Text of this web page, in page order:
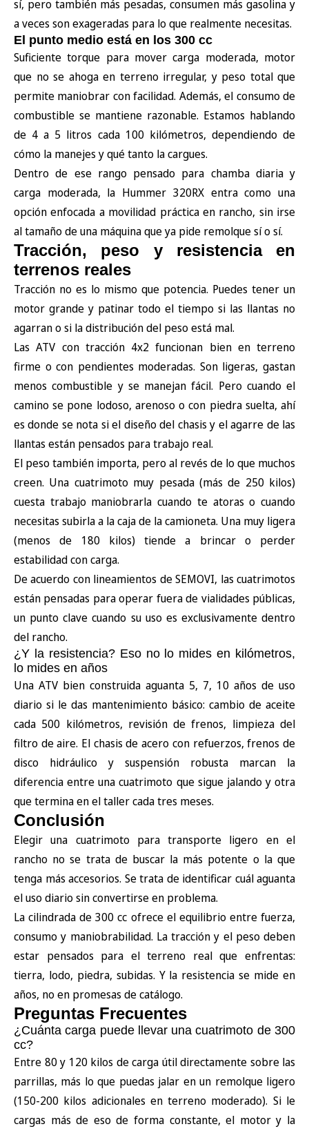
sí, pero también más pesadas, consumen más gasolina y
a veces son exageradas para lo que realmente necesitas.
El punto medio está en los 300 cc
Suficiente torque para mover carga moderada, motor
que no se ahoga en terreno irregular, y peso total que
permite maniobrar con facilidad. Además, el consumo de
combustible se mantiene razonable. Estamos hablando
de 4 a 5 litros cada 100 kilómetros, dependiendo de
cómo la manejes y qué tanto la cargues.
Dentro de ese rango pensado para chamba diaria y
carga moderada, la Hummer 320RXentra como una
opción enfocada a movilidad práctica en rancho, sin irse
al tamaño de una máquina que ya pide remolque sí o sí.
Tracción, peso y resistencia en
terrenos reales
Tracción no es lo mismo que potencia. Puedes tener un
motor grande y patinar todo el tiempo si las llantas no
agarran o si la distribución del peso está mal.
Las ATV con tracción 4x2 funcionan bien en terreno
firme o con pendientes moderadas. Son ligeras, gastan
menos combustible y se manejan fácil. Pero cuando el
camino se pone lodoso, arenoso o con piedra suelta, ahí
es donde se nota si el diseño del chasis y el agarre de las
llantas están pensados para trabajo real.
El peso también importa, pero al revés de lo que muchos
creen. Una cuatrimoto muy pesada (más de 250 kilos)
cuesta trabajo maniobrarla cuando te atoras o cuando
necesitas subirla a la caja de la camioneta. Una muy ligera
(menos de 180 kilos) tiende a brincar o perder
estabilidad con carga.
De acuerdo con lineamientos deSEMOVI, las cuatrimotos
están pensadas para operar fuera de vialidades públicas,
un punto clave cuando su uso es exclusivamente dentro
del rancho.
¿Y la resistencia? Eso no lo mides en kilómetros,
lo mides en años
Una ATV bien construida aguanta 5, 7, 10 años de uso
diario si le das mantenimiento básico: cambio de aceite
cada 500 kilómetros, revisión de frenos, limpieza del
filtro de aire. El chasis de acero con refuerzos, frenos de
disco hidráulico y suspensión robusta marcan la
diferencia entre una cuatrimoto que sigue jalando y otra
que termina en el taller cada tres meses.
Conclusión
Elegir una cuatrimoto para transporte ligero en el
rancho no se trata de buscar la más potente o la que
tenga más accesorios. Se trata de identificar cuál aguanta
el uso diario sin convertirse en problema.
La cilindrada de 300 cc ofrece el equilibrio entre fuerza,
consumo y maniobrabilidad. La tracción y el peso deben
estar pensados para el terreno real que enfrentas:
tierra, lodo, piedra, subidas. Y la resistencia se mide en
años, no en promesas de catálogo.
Preguntas Frecuentes
¿Cuánta carga puede llevar una cuatrimoto de 300
cc?
Entre 80 y 120 kilos de carga útil directamente sobre las
parrillas, más lo que puedas jalar en un remolque ligero
(150-200 kilos adicionales en terreno moderado). Si le
cargas más de eso de forma constante, el motor y la